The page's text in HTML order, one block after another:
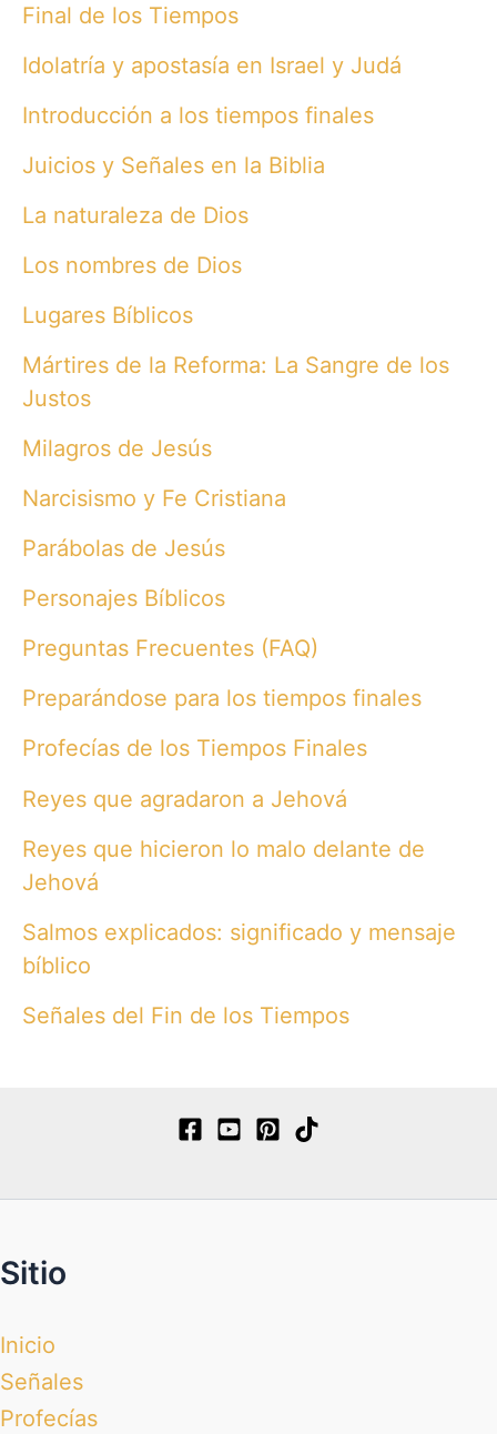
Final de los Tiempos
Idolatría y apostasía en Israel y Judá
Introducción a los tiempos finales
Juicios y Señales en la Biblia
La naturaleza de Dios
Los nombres de Dios
Lugares Bíblicos
Mártires de la Reforma: La Sangre de los
Justos
Milagros de Jesús
Narcisismo y Fe Cristiana
Parábolas de Jesús
Personajes Bíblicos
Preguntas Frecuentes (FAQ)
Preparándose para los tiempos finales
Profecías de los Tiempos Finales
Reyes que agradaron a Jehová
Reyes que hicieron lo malo delante de
Jehová
Salmos explicados: significado y mensaje
bíblico
Señales del Fin de los Tiempos
Sitio
Inicio
Señales
Profecías